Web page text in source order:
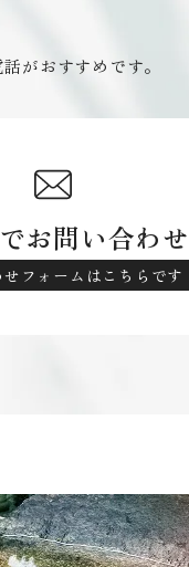
がおすすめです。
お問い合わせ
フォームはこちらです